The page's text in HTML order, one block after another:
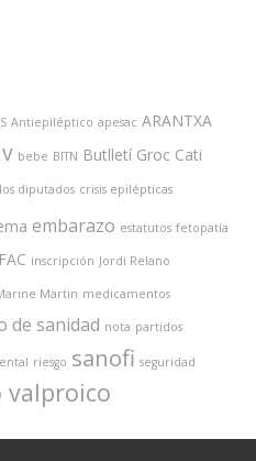
Antiepiléptico apesac ARANTXA
bebe BITN Butlletí Groc Cati
diputados crisis epilépticas
embarazo estatutos fetopatía
inscripción Jordi Relano
Martin medicamentos
de sanidad nota partidos
riesgo sanofi seguridad
valproico